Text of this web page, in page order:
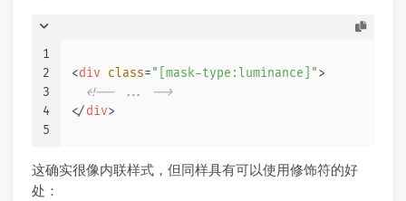
1
2
3
4
5
<div class="[mask-type:luminance]">
<!-- ... -->
</div>
这确实很像内联样式，但同样具有可以使用修饰符的好
处：